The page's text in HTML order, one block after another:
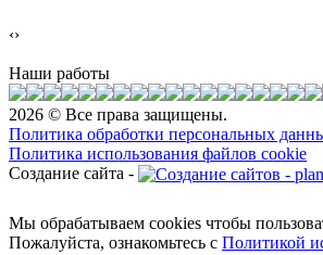
‹›
Наши работы
2026 © Все права защищены.
Политика обработки персональных
Политика использования файлов cookie
Создание сайта -
Мы обрабатываем cookies чтобы
Пожалуйста, ознакомьтесь с Политикой